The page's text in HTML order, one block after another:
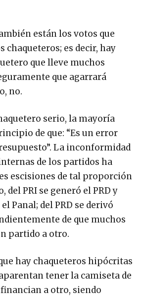
están los votos que
chaqueteros; es decir, hay
que lleve muchos
que agarrará
no.
serio, la mayoría
de que: “Es un error
La inconformidad
de los partidos ha
escisiones de tal proporción
del PRI se generó el PRD y
Panal; del PRD se derivó
de que muchos
partido a otro.
hay chaqueteros hipócritas
tener la camiseta de
a otro, siendo